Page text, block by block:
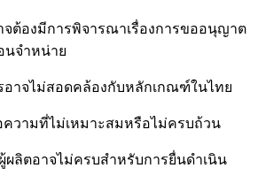
จต้องมีการพิจารณาเรื่องการขออนุญาต
นจำหน่าย
อาจไม่สอดคล้องกับหลักเกณฑ์ในไทย
วามที่ไม่เหมาะสมหรือไม่ครบถ้วน
ผลิตอาจไม่ครบสำหรับการยื่นดำเนิน